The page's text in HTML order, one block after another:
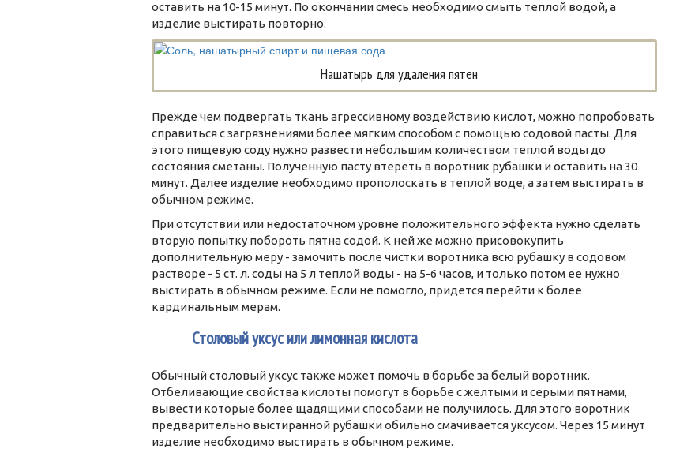
оставить на 10-15 минут. По окончании смесь необходимо смыть теплой водой, а
изделие выстирать повторно.
Нашатырь для удаления пятен
Прежде чем подвергать ткань агрессивному воздействию кислот, можно попробовать
справиться с загрязнениями более мягким способом с помощью содовой пасты. Для
этого пищевую соду нужно развести небольшим количеством теплой воды до
состояния сметаны. Полученную пасту втереть в воротник рубашки и оставить на 30
минут. Далее изделие необходимо прополоскать в теплой воде, а затем выстирать в
обычном режиме.
При отсутствии или недостаточном уровне положительного эффекта нужно сделать
вторую попытку побороть пятна содой. К ней же можно присовокупить
дополнительную меру - замочить после чистки воротника всю рубашку в содовом
растворе - 5 ст. л. соды на 5 л теплой воды - на 5-6 часов, и только потом ее нужно
выстирать в обычном режиме. Если не помогло, придется перейти к более
кардинальным мерам.
Столовый уксус или лимонная кислота
Обычный столовый уксус также может помочь в борьбе за белый воротник.
Отбеливающие свойства кислоты помогут в борьбе с желтыми и серыми пятнами,
вывести которые более щадящими способами не получилось. Для этого воротник
предварительно выстиранной рубашки обильно смачивается уксусом. Через 15 минут
изделие необходимо выстирать в обычном режиме.